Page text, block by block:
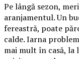
Pe lângă sezon,
aranjamentul. Un
fereastră, poate
calde. Iarna
mai mult în casă, la